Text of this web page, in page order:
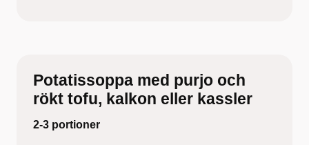
Potatissoppa med purjo och
rökt tofu, kalkon eller kassler
2-3 portioner